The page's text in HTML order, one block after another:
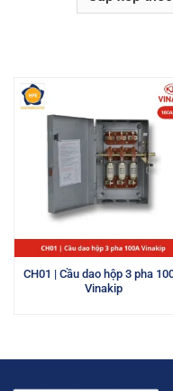
CH01 | Cầu dao hộp 3 pha
Vinakip